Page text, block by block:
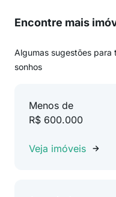
Encontre mais
Algumas sugestões para
sonhos
Menos de
R$ 600.000
Veja imóveis